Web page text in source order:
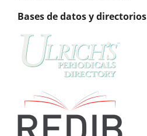
Bases de datos y directorios